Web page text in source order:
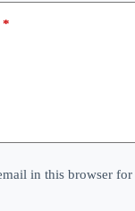
*
in this browser